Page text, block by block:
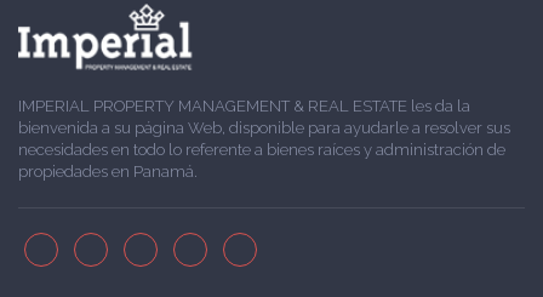
IMPERIAL PROPERTY MANAGEMENT & REAL ESTATE les da la
bienvenida a su página Web, disponible para ayudarle a resolver sus
necesidades en todo lo referente a bienes raíces y administración de
propiedades en Panamá.